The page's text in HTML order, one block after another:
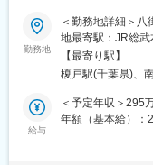
変更の範囲：会社
■未経験でも安心
・入社後は研修
知識、施術・メイ
にわたって順を
をもって施術に入
中～
■職務概要：食品
の研究開発、成
＼あなたが設計し
や、地域の活力
を持って一緒に取
勤務地
＜勤務地詳細＞
地最寄駅：JR総
の範囲：会社の定
【最寄り駅】
榎戸駅(千葉県)、
給与
＜予定年収＞295
年額（基本給）：